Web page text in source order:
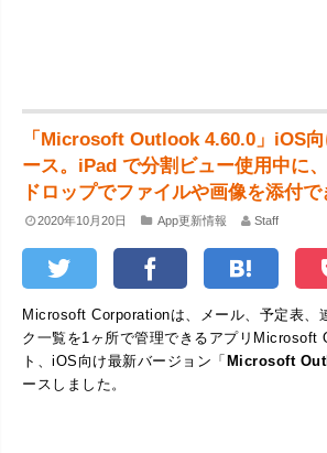
「Microsoft Outlook 4.60.0」iOS
ース。iPad で分割ビュー使用中に
ドロップでファイルや画像を添付で
2020年10月20日 App更新情報 Staff
Microsoft Corporationは、メール、予定表、
ク一覧を1ヶ所で管理できるアプリMicrosoft
ト、iOS向け最新バージョン「Microsoft
ースしました。